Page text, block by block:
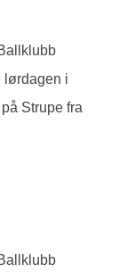
lørdagen i
Strupe fra